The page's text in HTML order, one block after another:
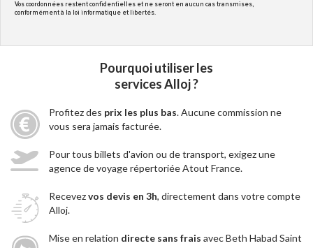
Vos coordonnées restent confidentielles et ne seront en aucun cas transmises,
conformément à la loi informatique et libertés.
Pourquoi utiliser les
services Alloj ?
Profitez des prix les plus bas. Aucune commission ne
vous sera jamais facturée.
Pour tous billets d'avion ou de transport, exigez une
agence de voyage répertoriée Atout France.
Recevezvos devis en 3h, directement dans votre compte
Alloj.
Mise en relation directe sans frais avec Beth Habad Saint